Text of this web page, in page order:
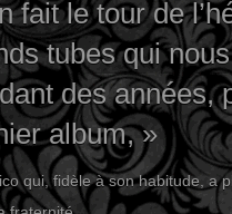
fait le tour de
tubes qui
des années,
album, »
qui, fidèle à son habitude, a